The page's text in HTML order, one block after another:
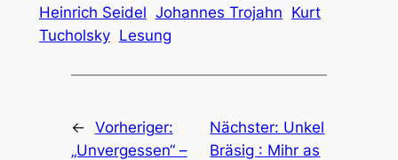
Heinrich Seidel Johannes Trojahn Kurt
Tucholsky Lesung
← Vorheriger:
„Unvergessen“ –
Nächster: Unkel
Bräsig : Mihr as